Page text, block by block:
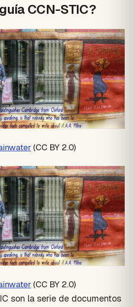
CCN-STIC?
(CC BY 2.0)
(CC BY 2.0)
son la serie de documentos